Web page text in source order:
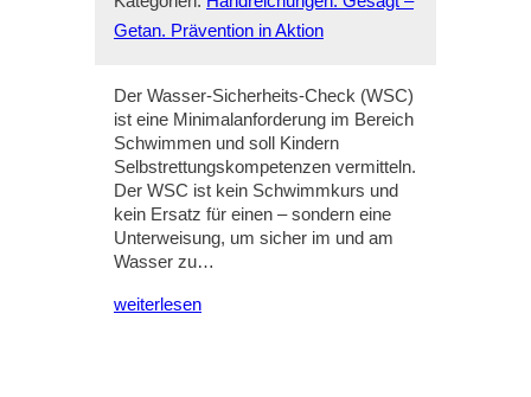
Getan. Prävention in Aktion
Der Wasser-Sicherheits-Check (WSC)
ist eine Minimalanforderung im Bereich
Schwimmen und soll Kindern
Selbstrettungskompetenzen vermitteln.
Der WSC ist kein Schwimmkurs und
kein Ersatz für einen – sondern eine
Unterweisung, um sicher im und am
Wasser zu…
weiterlesen